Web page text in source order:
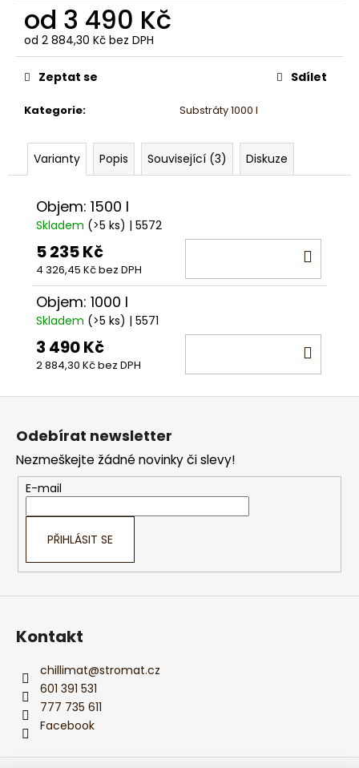
od 3 490 Kč
od 2 884,30 Kč bez DPH
Měrná
cena:
Kategorie: Substráty 1000 l
Zeptat se Sdílet
Varianty Popis Související (3) Diskuze
Objem: 1500 l
Skladem (>5 ks) | 5572
5 235 Kč
4 326,45 Kč bez DPH
Objem: 1000 l
Skladem (>5 ks) | 5571
3 490 Kč
2 884,30 Kč bez DPH
Odebírat newsletter
Nezmeškejte žádné novinky či slevy!
E-mail
PŘIHLÁSIT SE
Kontakt
chillimat@stromat.cz
601 391 531
777 735 611
Facebook